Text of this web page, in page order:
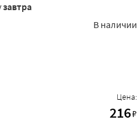
завтра
В наличии
Цена:
216₽